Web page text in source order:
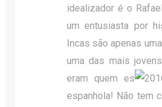
idealizador é o
um entusiasta por
Incas são apenas
uma das mais
eram quem es
espanhola! Não tem